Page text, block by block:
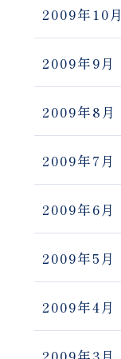
2009年10月
2009年9月
2009年8月
2009年7月
2009年6月
2009年5月
2009年4月